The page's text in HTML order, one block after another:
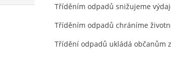
Tříděním odpadů snižujeme
Tříděním odpadů chráníme
Třídění odpadů ukládá občanům